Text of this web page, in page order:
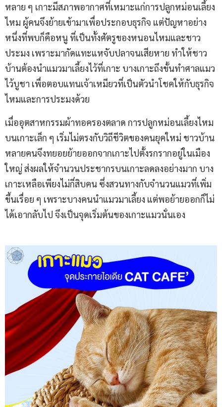
หลาย ๆ เกาะมีสภาพอากาศที่เหมาะแก่การปลูกหม่อนเลี้ยง
ไหม ผู้คนจึงย้ายเข้ามาเพื่อประกอบธุรกิจ แต่ปัญหาอย่าง
หนึ่งที่พบก็คือหนู ที่เป็นทั้งศัตรูของหนอนไหมและชาว
ประมง เพราะมากัดแทะแหจับปลาจนเสียหาย ทำให้ชาว
บ้านต้องนำแมวมาเลี้ยงไว้ที่เกาะ บางเกาะถึงขั้นทำศาลแมว
ไว้บูชา เพื่อตอบแทนเจ้าเหมียวที่เป็นตัวนำโชคให้กับธุรกิจ
ไหมและการประมงด้วย
เมื่ออุตสาหกรรมผ้าทอครองตลาด การปลูกหม่อนเลี้ยงไหม
บนเกาะเล็ก ๆ เริ่มไม่ตรงกับวิถีชีวิตของคนยุคใหม่ ชาวบ้าน
หลายคนจึงทยอยย้ายออกจากเกาะไปตั้งรกรากอยู่ในเมือง
ใหญ่ ส่งผลให้จำนวนประชากรบนเกาะลดลงอย่างมาก บาง
เกาะเหลือเพียงไม่กี่สิบคน ซึ่งสวนทางกับจำนวนแมวที่เพิ่ม
ขึ้นเรื่อย ๆ เพราะบางคนนำแมวมาเลี้ยง แต่พอย้ายออกก็ไม่
ได้เอากลับไป จึงเป็นจุดเริ่มต้นของเกาะแมวนั่นเอง